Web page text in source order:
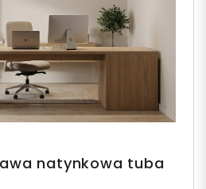
natynkowa tuba